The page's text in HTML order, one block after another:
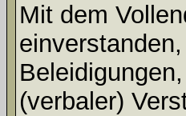
Mit dem
(verbaler)